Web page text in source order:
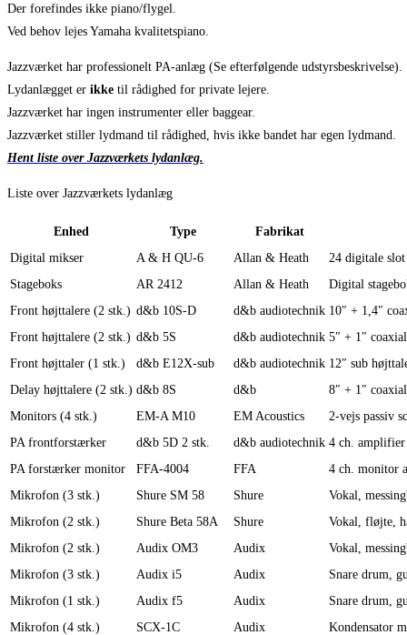
Der forefindes ikke piano/flygel.
Ved behov lejes Yamaha kvalitetspiano.
Jazzværket har professionelt PA-anlæg (Se efterfølgende udstyrsbeskrivelse).
Lydanlægget er ikke til rådighed for private lejere.
Jazzværket har ingen instrumenter eller baggear.
Jazzværket stiller lydmand til rådighed, hvis ikke bandet har egen lydmand.
Hent liste over Jazzværkets lydanlæg.
Liste over Jazzværkets lydanlæg
Enhed Type
Fabrikat
Digital mikser
A & H QU-6 Allan & Heath
24 digitale
Stageboks
AR 2412 Allan & Heath
Digital
Front højttalere (2 stk.) d&b 10S-D d&b audiotechnik 10″ + 1,4″
Front højttalere (2 stk.) d&b 5S d&b audiotechnik 5″ + 1″ coaxial
Front højttaler (1 stk.)
d&b E12X-sub d&b audiotechnik 12″ sub
Delay højttalere (2 stk.) d&b 8S d&b
8″ + 1″ coaxial
Monitors (4 stk.)
EM-A M10 EM Acoustics
2-vejs passiv
PA frontforstærker
d&b 5D 2 stk. d&b audiotechnik 4 ch.
PA forstærker monitor
FFA-4004 FFA
4 ch. monitor
Mikrofon (3 stk.)
Shure SM 58 Shure
Vokal,
Mikrofon (2 stk.)
Shure Beta 58A Shure
Vokal, fløjte,
Mikrofon (2 stk.)
Audix OM3 Audix
Vokal,
Mikrofon (3 stk.)
Audix i5 Audix
Snare drum,
Mikrofon (1 stk.)
Audix f5 Audix
Snare drum,
Mikrofon (4 stk.)
SCX-1C Audix
Kondensator